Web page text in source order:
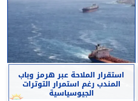
استقرار الملاحة عبر هرمز وباب
المندب رغم استمرار التوترات
الجيوسياسية